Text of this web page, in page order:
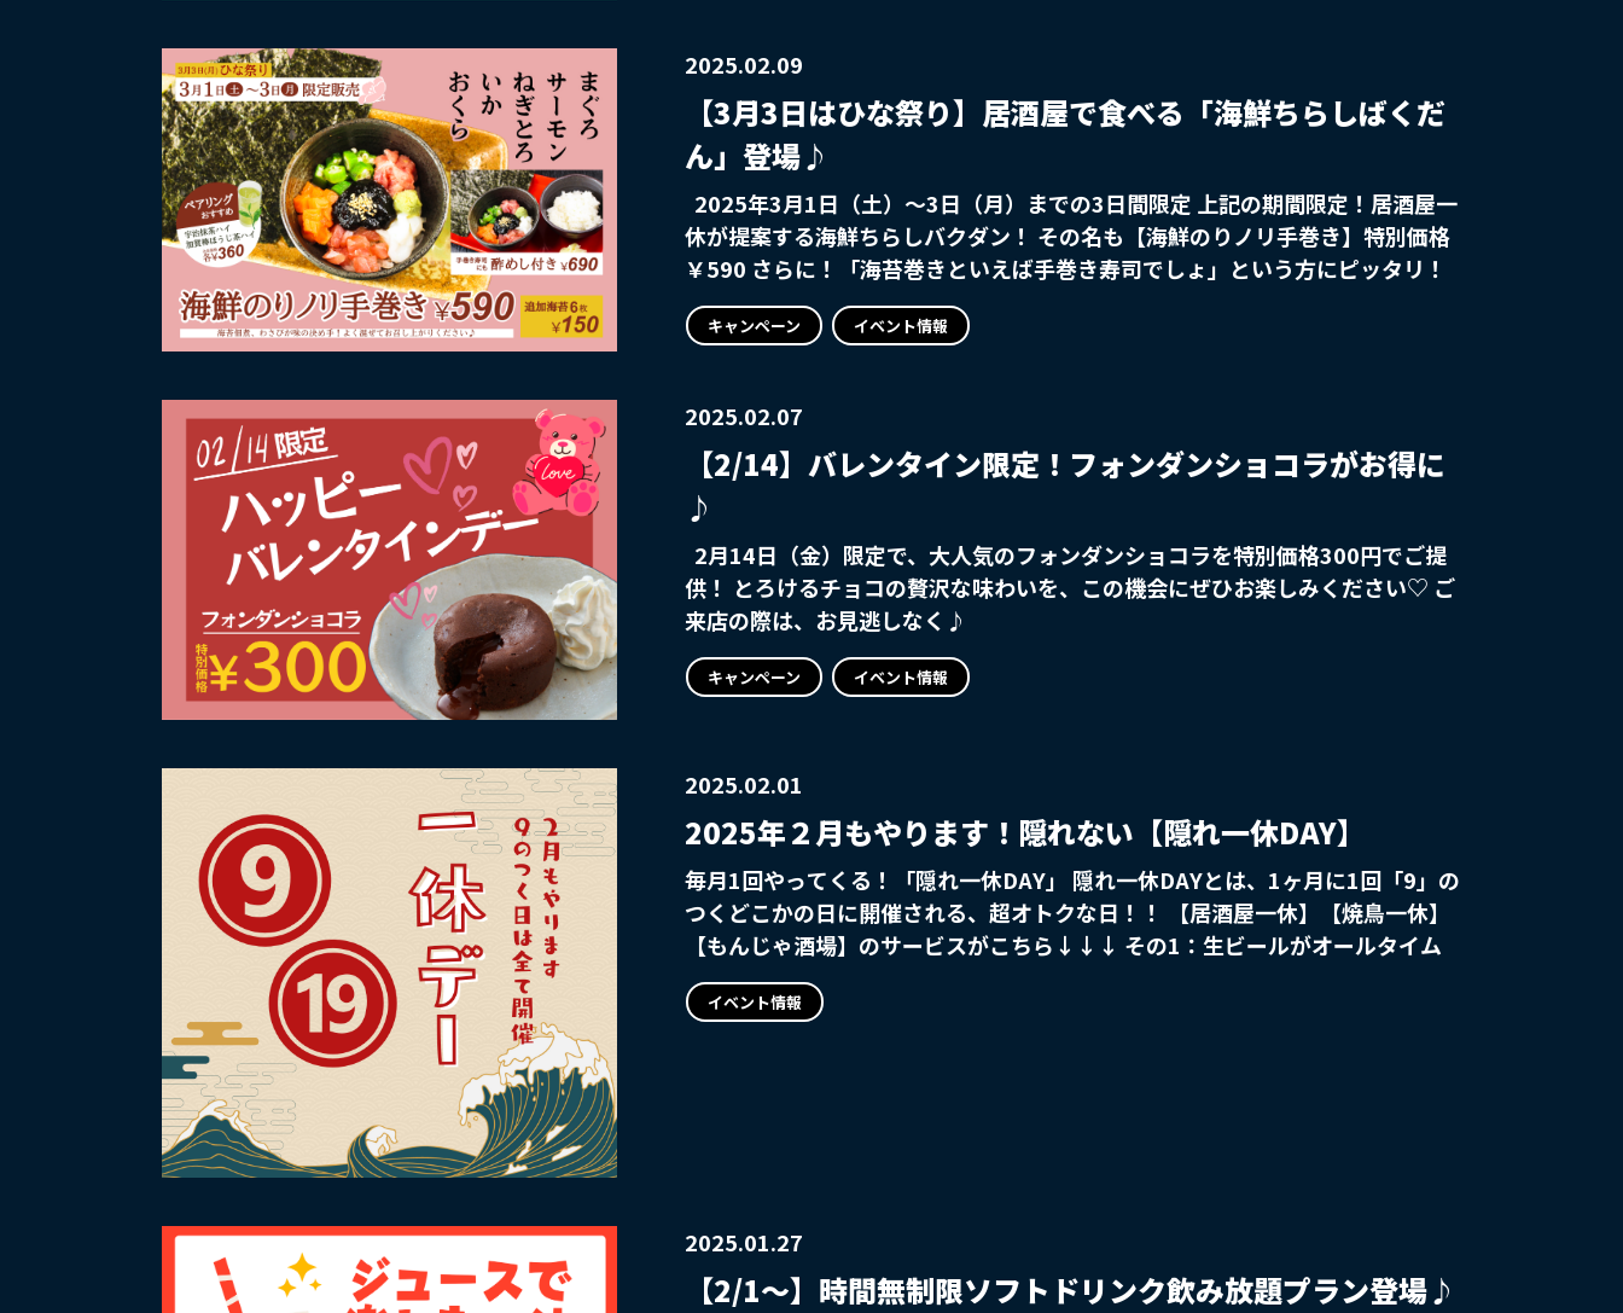
2025.02.09
【3月3日はひな祭り】居酒屋で食べる「海鮮ちらしばくだ
ん」登場♪
2025年3月1日（土）～3日（月）までの3日間限定 上記の期間限定！居酒屋一
休が提案する海鮮ちらしバクダン！ その名も【海鮮のりノリ手巻き】特別価格
￥590 さらに！「海苔巻きといえば手巻き寿司でしょ」という方にピッタリ！
酢飯付きは＋￥100と、とってもオトクです♪ ぜひ期間中にご来店の際は一休
の「ちらし」をお楽しみください
キャンペーン イベント情報
2025.02.07
【2/14】バレンタイン限定！フォンダンショコラがお得に
♪
2月14日（金）限定で、大人気のフォンダンショコラを特別価格300円でご提
供！ とろけるチョコの贅沢な味わいを、この機会にぜひお楽しみください♡ ご
来店の際は、お見逃しなく♪
キャンペーン イベント情報
2025.02.01
2025年２月もやります！隠れない【隠れ一休DAY】
毎月1回やってくる！「隠れ一休DAY」 隠れ一休DAYとは、1ヶ月に1回「9」の
つくどこかの日に開催される、超オトクな日！！ 【居酒屋一休】【焼鳥一休】
【もんじゃ酒場】のサービスがこちら↓↓↓ その1：生ビールがオールタイム
190円！！ その2：対象ドリンク19種が通常の2倍！メガサービス！！ その3：
一休人気のおつまみが会員価格からさらに安い390円（サンキュー価格）でご
イベント情報
2025.01.27
【2/1～】時間無制限ソフトドリンク飲み放題プラン登場♪